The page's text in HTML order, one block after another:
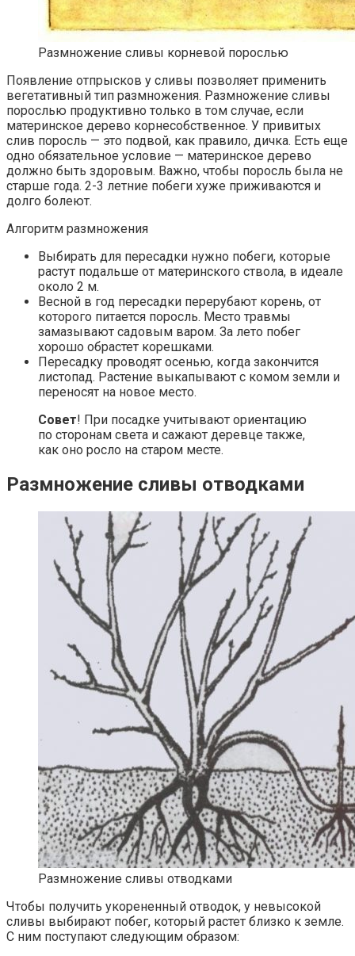
Размножение сливы корневой порослью
Появление отпрысков у сливы позволяет применить
вегетативный тип размножения. Размножение сливы
порослью продуктивно только в том случае, если
материнское дерево корнесобственное. У привитых
слив поросль — это подвой, как правило, дичка. Есть еще
одно обязательное условие — материнское дерево
должно быть здоровым. Важно, чтобы поросль была не
старше года. 2-3 летние побеги хуже приживаются и
долго болеют.
Алгоритм размножения
Выбирать для пересадки нужно побеги, которые
растут подальше от материнского ствола, в идеале
около 2 м.
Весной в год пересадки перерубают корень, от
которого питается поросль. Место травмы
замазывают садовым варом. За лето побег
хорошо обрастет корешками.
Пересадку проводят осенью, когда закончится
листопад. Растение выкапывают с комом земли и
переносят на новое место.
Совет! При посадке учитывают ориентацию
по сторонам света и сажают деревце также,
как оно росло на старом месте.
Размножение сливы отводками
Размножение сливы отводками
Чтобы получить укорененный отводок, у невысокой
сливы выбирают побег, который растет близко к земле.
С ним поступают следующим образом: